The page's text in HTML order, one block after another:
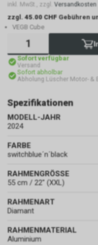
inkl. MwSt., zzgl. Versandkosten
zzgl.45.00 CHF Gebühren
VEGB Cube
Sofort verfügbar
Versand
Sofort abholbar
Abholung Lüscher Motor- &
Spezifikationen
MODELL-JAHR
2024
FARBE
switchblue´n´black
RAHMENGRÖSSE
55 cm / 22" (XXL)
RAHMENART
Diamant
RAHMENMATERIAL
Aluminium